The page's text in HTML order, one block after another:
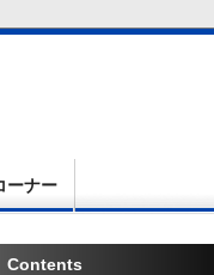
ーナー
Contents